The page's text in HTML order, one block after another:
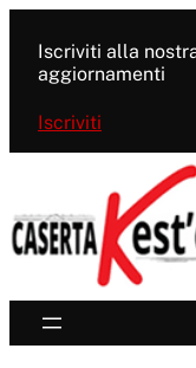
contenuto
Iscriviti alla
aggiornamenti
Iscriviti